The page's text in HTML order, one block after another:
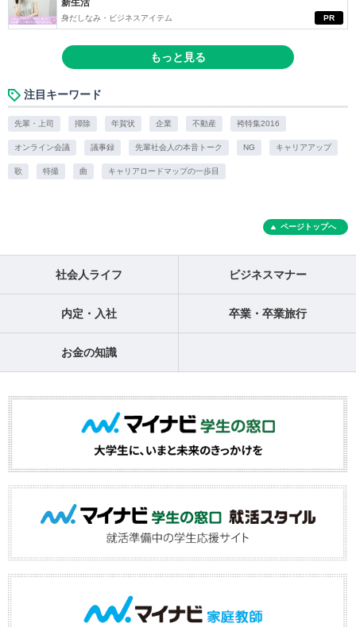
PR
新生活
身だしなみ・ビジネスアイテム
もっと見る
注目キーワード
先輩・上司 掃除 年賀状 企業 不動産 袴特集2016
オンライン会議 議事録 先輩社会人の本音トーク NG キャリアアップ
歌 特撮 曲 キャリアロードマップの一歩目
ページトップへ
社会人ライフ ビジネスマナー
内定・入社 卒業・卒業旅行
お金の知識